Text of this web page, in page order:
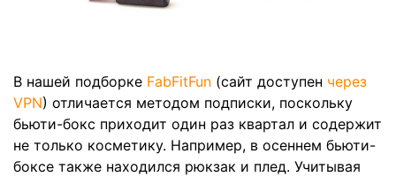
В нашей подборке FabFitFun (сайт доступен через
VPN) отличается методом подписки, поскольку
бьюти-бокс приходит один раз квартал и содержит
не только косметику. Например, в осеннем бьюти-
боксе также находился рюкзак и плед. Учитывая